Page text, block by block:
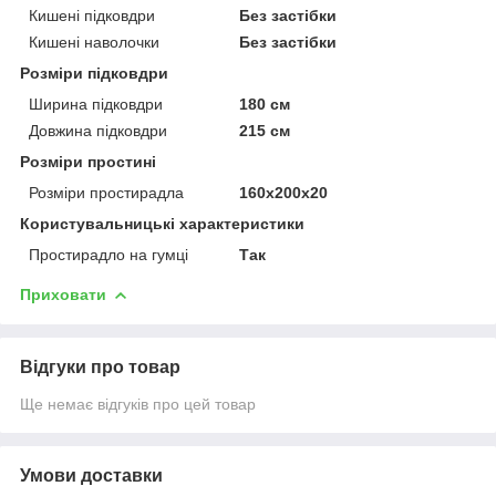
Кишені підковдри
Без застібки
Кишені наволочки
Без застібки
Розміри підковдри
Ширина підковдри
180 см
Довжина підковдри
215 см
Розміри простині
Розміри простирадла
160х200х20
Користувальницькі характеристики
Простирадло на гумці
Так
Приховати
Відгуки про товар
Ще немає відгуків про цей товар
Умови доставки